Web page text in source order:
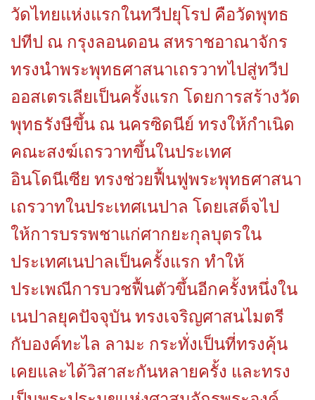
วัดไทยแห่งแรกในทวีปยุโรป คือวัดพุทธ
ปทีป ณ กรุงลอนดอน สหราชอาณาจักร
ทรงนำพระพุทธศาสนาเถรวาทไปสู่ทวีป
ออสเตรเลียเป็นครั้งแรก โดยการสร้างวัด
พุทธรังษีขึ้น ณ นครซิดนีย์ ทรงให้กำเนิด
คณะสงฆ์เถรวาทขึ้นในประเทศ
อินโดนีเซีย ทรงช่วยฟื้นฟูพระพุทธศาสนา
เถรวาทในประเทศเนปาล โดยเสด็จไป
ให้การบรรพชาแก่ศากยะกุลบุตรใน
ประเทศเนปาลเป็นครั้งแรก ทำให้
ประเพณีการบวชฟื้นตัวขึ้นอีกครั้งหนึ่งใน
เนปาลยุคปัจจุบัน ทรงเจริญศาสนไมตรี
กับองค์ทะไล ลามะ กระทั่งเป็นที่ทรงคุ้น
เคยและได้วิสาสะกันหลายครั้ง และทรง